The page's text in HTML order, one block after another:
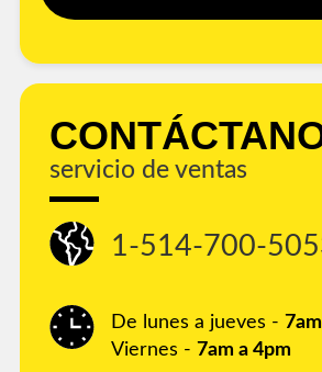
servicio de ventas
1-514-700-
De lunes a jueves -
Viernes - 7am a 4pm